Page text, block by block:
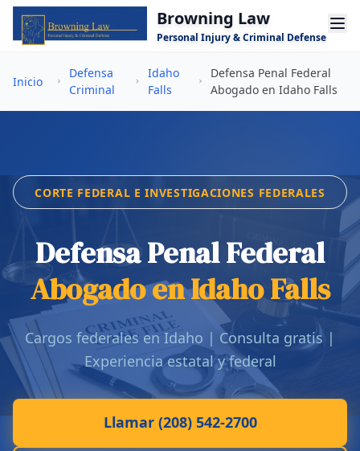
Saltar al contenido principalBrowning Law
Personal Injury & Criminal Defense
Inicio
Defensa
Criminal
Idaho
Falls
Defensa Penal Federal
Abogado en Idaho Falls
CORTE FEDERAL E INVESTIGACIONES FEDERALES
Defensa Penal Federal
Abogado en Idaho Falls
Cargos federales en Idaho | Consulta gratis |
Experiencia estatal y federal
Llamar (208) 542-2700